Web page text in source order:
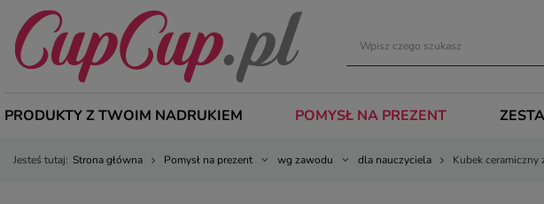
PRODUKTY Z TWOIM NADRUKIEM POMYSŁ NA PREZENT
Jesteś tutaj: Strona główna Pomysł na prezent wg zawodu dla nauczyciela Kubek ceramiczny